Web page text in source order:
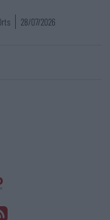
28/07/2026